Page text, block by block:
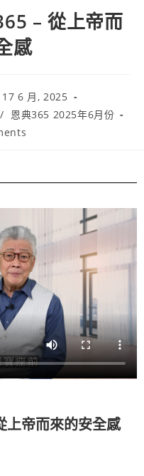
– 從上帝而
感
17 6 月, 2025
/
恩典365 2025年6月份
上帝而來的安全感